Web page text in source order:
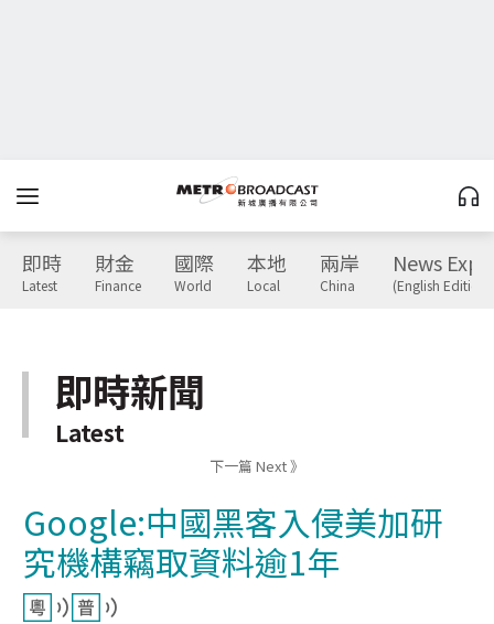
即時
Latest
財金
Finance
國際
World
本地
Local
兩岸
China
News
(English Edition)
即時新聞
Latest
下一篇 Next 》
Google:中國黑客入侵美加研
究機構竊取資料逾1年